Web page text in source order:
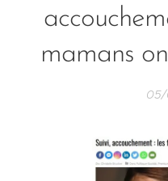
mamans